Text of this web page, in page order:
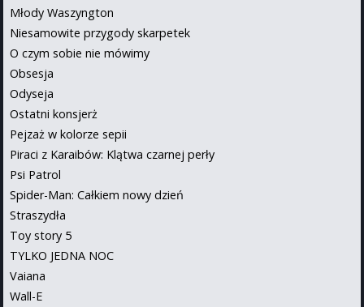
Młody Waszyngton
Niesamowite przygody skarpetek
O czym sobie nie mówimy
Obsesja
Odyseja
Ostatni konsjerż
Pejzaż w kolorze sepii
Piraci z Karaibów: Klątwa czarnej perły
Psi Patrol
Spider-Man: Całkiem nowy dzień
Straszydła
Toy story 5
TYLKO JEDNA NOC
Vaiana
Wall-E